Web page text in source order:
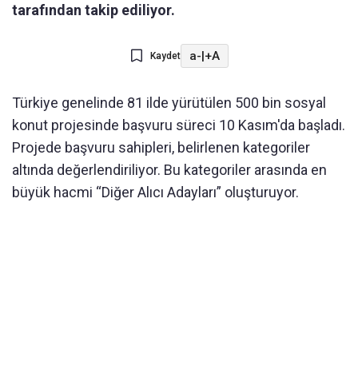
tarafından takip ediliyor.
Kaydet a-|+A
Türkiye genelinde 81 ilde yürütülen 500 bin sosyal
konut projesinde başvuru süreci 10 Kasım'da başladı.
Projede başvuru sahipleri, belirlenen kategoriler
altında değerlendiriliyor. Bu kategoriler arasında en
büyük hacmi “Diğer Alıcı Adayları” oluşturuyor.